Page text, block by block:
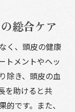
総合ケア
く、頭皮の健康
トメントやヘッ
除き、頭皮の血
を助けると共
です。また、